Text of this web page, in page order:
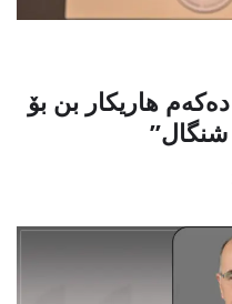
هاریكار بن بۆ
شنگال”